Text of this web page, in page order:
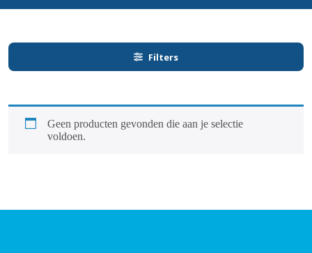
Filters
Geen producten gevonden die aan je selectie
voldoen.